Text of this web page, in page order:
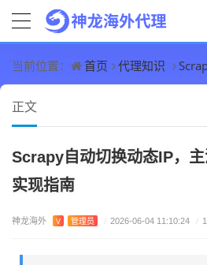
当前位置： 首页 代理知识 Scrapy自
正文
Scrapy自动切换动态IP，
实现指南
神龙海外 V 管理员 / 2026-06-04 11:10:24 /